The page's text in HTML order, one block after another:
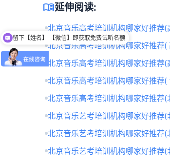
menu_book延伸阅读:
北京音乐高考培训机构哪家好推荐
北京音乐高考培训机构哪家好推荐
北京音乐高考培训机构哪家好推荐
北京音乐高考培训机构哪家好推荐
北京音乐高考培训机构哪家好推荐
北京音乐艺考培训机构哪家好推荐
北京音乐艺考培训机构哪家好推荐
北京音乐艺考培训机构哪家好推荐
留下【姓名】 【微信】即获取免费试听名额